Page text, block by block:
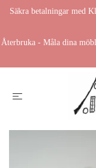
Säkra betalningar med
Återbruka - Måla dina